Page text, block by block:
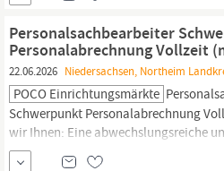
Kooperationsfirmen Möglichkeit zum
Personalsachbearbeiter
Personalabrechnung Vollzeit
22.06.2026 Niedersachsen, Northeim
POCO Einrichtungsmärkte
Schwerpunkt Personalabrechnung
wir Ihnen: Eine abwechslungsreiche
Tätigkeit in einem kollegialen und